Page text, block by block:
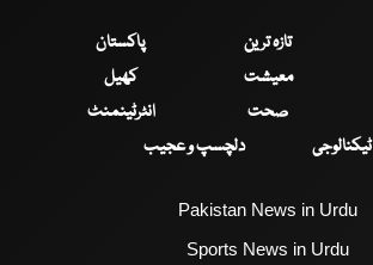
تازہ ترین
پاکستان
معیشت
کھیل
صحت
انٹرٹینمنٹ
ٹیکنالوجی
دلچسپ و عجیب
Pakistan News in Urdu
Sports News in Urdu